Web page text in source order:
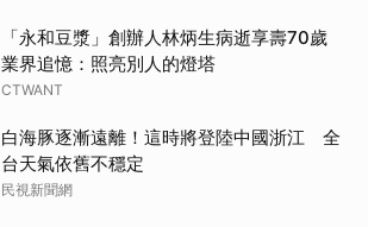
「永和豆漿」創辦人林炳生病逝享壽70歲
業界追憶：照亮別人的燈塔
CTWANT
白海豚逐漸遠離！這時將登陸中國浙江 全
台天氣依舊不穩定
民視新聞網